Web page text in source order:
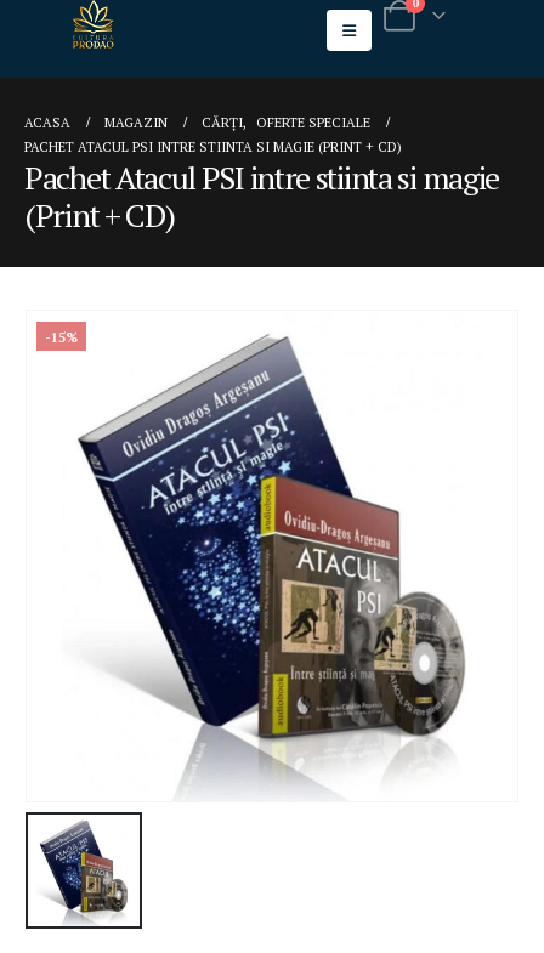
ACASA MAGAZIN CĂRȚI,
OFERTE SPECIALE
PACHET ATACUL PSI INTRE STIINTA SI MAGIE (PRINT + CD)
Pachet Atacul PSI intre stiinta si magie
(Print + CD)
-15%